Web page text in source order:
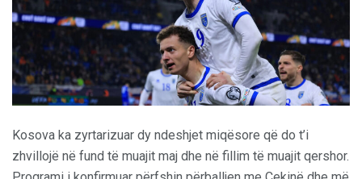
Kosova ka zyrtarizuar dy ndeshjet miqësore që do t’i
zhvillojë në fund të muajit maj dhe në fillim të muajit qershor.